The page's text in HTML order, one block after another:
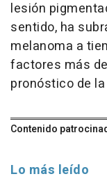
lesión
sentido, ha
melanoma a
factores más
pronóstico de
Contenido
Lo más leído